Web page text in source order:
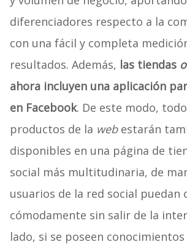
diferenciadores respecto a la
con una fácil y completa
resultados. Además, las tiendas
ahora incluyen una aplicación
en Facebook. De este modo,
productos de la webestarán
disponibles en una página de
social más multitudinaria, de
usuarios de la red social puedan
cómodamente sin salir de la
lado, si se poseen conocimientos